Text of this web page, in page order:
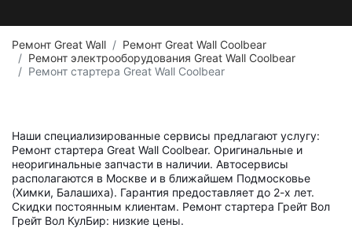
Ремонт Great Wall
Ремонт Great Wall Coolbear
Ремонт электрооборудования Great Wall Coolbear
Ремонт стартера Great Wall Coolbear
Наши специализированные сервисы предлагают услугу:
Ремонт стартера Great Wall Coolbear. Оригинальные и
неоригинальные запчасти в наличии. Автосервисы
располагаются в Москве и в ближайшем Подмосковье
(Химки, Балашиха). Гарантия предоставляет до 2-х лет.
Скидки постоянным клиентам. Ремонт стартера Грейт Вол
Грейт Вол КулБир: низкие цены.